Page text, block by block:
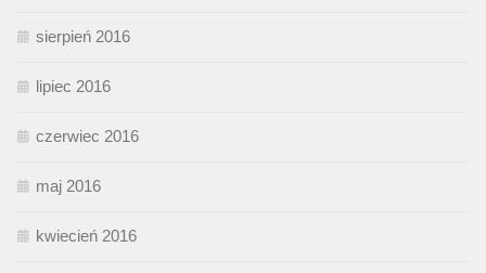
sierpień 2016
lipiec 2016
czerwiec 2016
maj 2016
kwiecień 2016